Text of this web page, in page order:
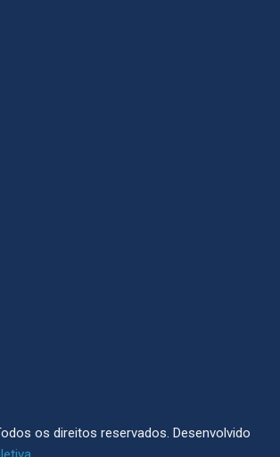
os direitos reservados. Desenvolvido